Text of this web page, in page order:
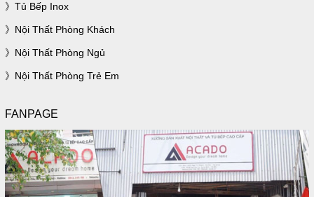
Tủ Bếp Inox
Nội Thất Phòng Khách
Nội Thất Phòng Ngủ
Nội Thất Phòng Trẻ Em
FANPAGE